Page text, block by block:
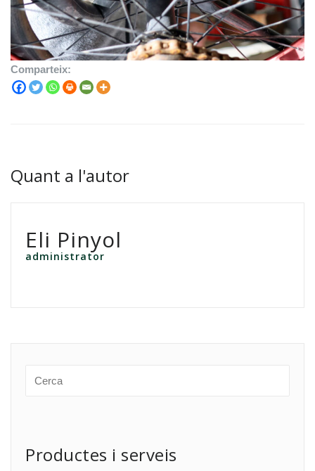
Comparteix:
Quant a l'autor
Eli Pinyol
administrator
Productes i serveis